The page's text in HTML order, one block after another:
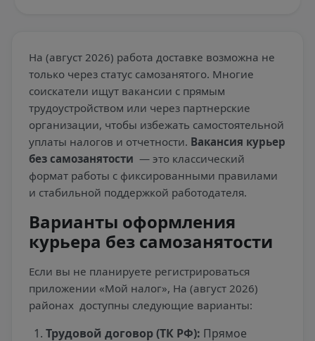
На (август 2026) работа доставке возможна не
только через статус самозанятого. Многие
соискатели ищут вакансии с прямым
трудоустройством или через партнерские
организации, чтобы избежать самостоятельной
уплаты налогов и отчетности. Вакансия курьер
без самозанятости — это классический
формат работы с фиксированными правилами
и стабильной поддержкой работодателя.
Варианты оформления
курьера без самозанятости
Если вы не планируете регистрироваться
приложении «Мой налог», На (август 2026)
районах доступны следующие варианты:
Трудовой договор (ТК РФ): Прямое